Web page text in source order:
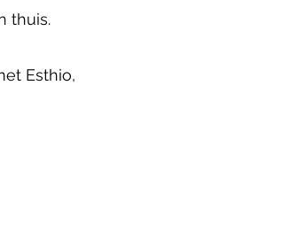
thuis.
Esthio,